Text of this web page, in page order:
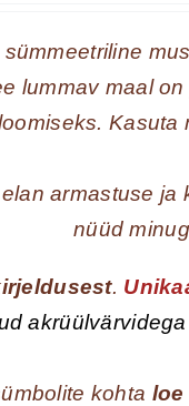
lummav maal
Kasuta
armastuse
nüüd
.
kohta loe